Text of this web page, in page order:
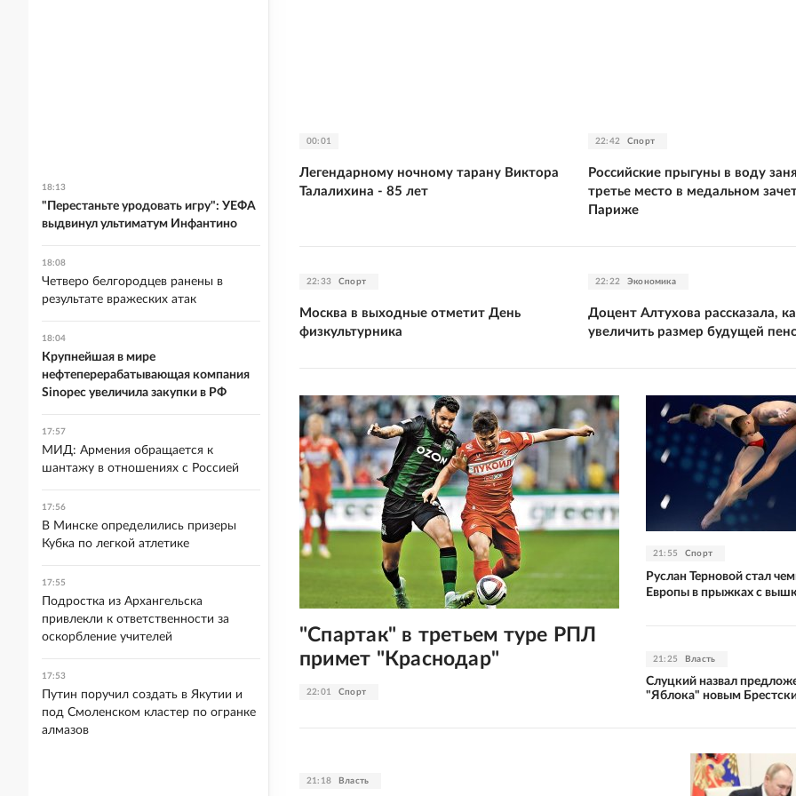
00:01
Легендарному ночному тарану Виктора
Талалихина - 85 лет
22:42 Спорт
Российские прыгуны в воду
третье место в медальном
Париже
22:33 Спорт
Москва в выходные отметит День
физкультурника
22:22 Экономика
Доцент Алтухова рассказала,
увеличить размер будущей
22:01 Спорт
"Спартак" в третьем туре РПЛ
примет "Краснодар"
21:55 Спорт
Руслан Терновой стал
Европы в прыжках с
21:25 Власть
Слуцкий назвал
"Яблока" новым
21:18 Власть
18:13
"Перестаньте уродовать игру": УЕФА
выдвинул ультиматум Инфантино
18:08
Четверо белгородцев ранены в
результате вражеских атак
18:04
Крупнейшая в мире
нефтеперерабатывающая компания
Sinopec увеличила закупки в РФ
17:57
МИД: Армения обращается к
шантажу в отношениях с Россией
17:56
В Минске определились призеры
Кубка по легкой атлетике
17:55
Подростка из Архангельска
привлекли к ответственности за
оскорбление учителей
17:53
Путин поручил создать в Якутии и
под Смоленском кластер по огранке
алмазов